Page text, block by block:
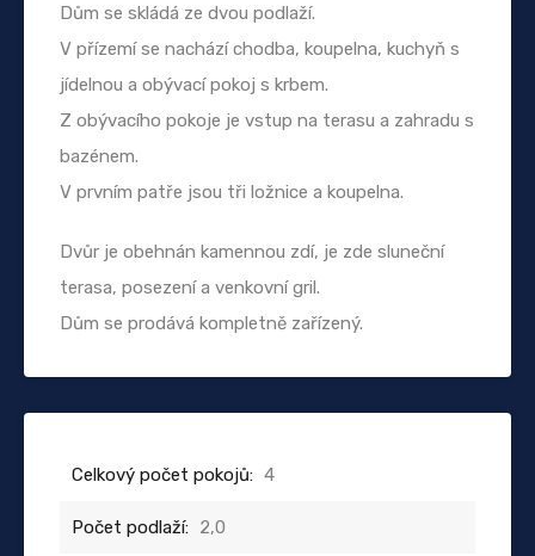
Dům se skládá ze dvou podlaží.
V přízemí se nachází chodba, koupelna, kuchyň s
jídelnou a obývací pokoj s krbem.
Z obývacího pokoje je vstup na terasu a zahradu s
bazénem.
V prvním patře jsou tři ložnice a koupelna.
Dvůr je obehnán kamennou zdí, je zde sluneční
terasa, posezení a venkovní gril.
Dům se prodává kompletně zařízený.
Celkový počet pokojů: 4
Počet podlaží: 2,0